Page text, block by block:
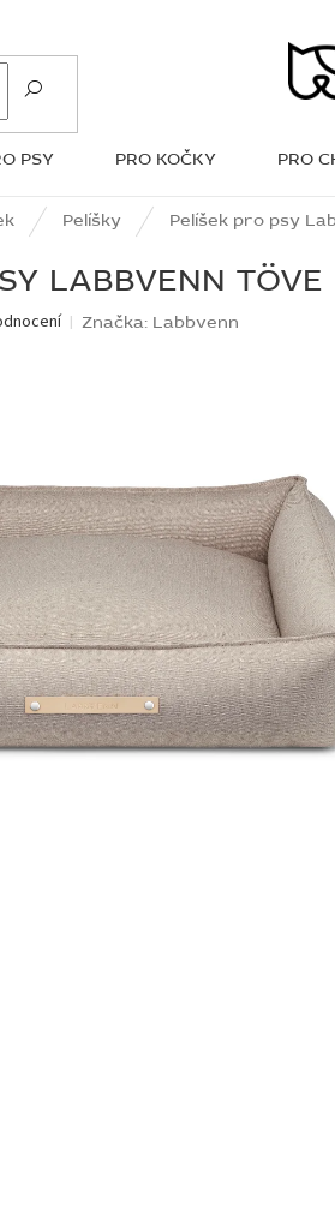
PSY PRO KOČKY PRO
Pelíšky Pelíšek pro psy
LABBVENN TÖVE
Značka: Labbvenn